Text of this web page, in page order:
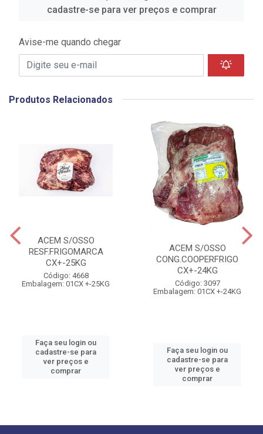
cadastre-se para ver preços e comprar
Avise-me quando chegar
Produtos Relacionados
ACEM S/OSSO
RESF.FRIGOMARCA
CX+-25KG
Código: 4668
Embalagem: 01CX +-25KG
Faça seu login ou
cadastre-se para
ver preços e
comprar
ACEM S/OSSO
CONG.COOPERFRIGO
CX+-24KG
Código: 3097
Embalagem: 01CX +-24KG
Faça seu login ou
cadastre-se para
ver preços e
comprar